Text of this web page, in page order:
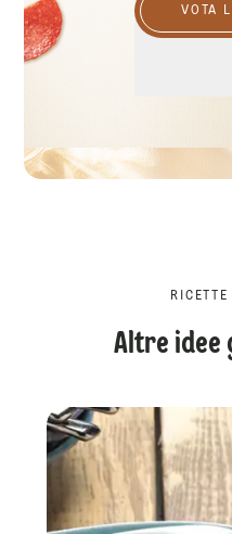
VOTA
RICETTE
Altre idee